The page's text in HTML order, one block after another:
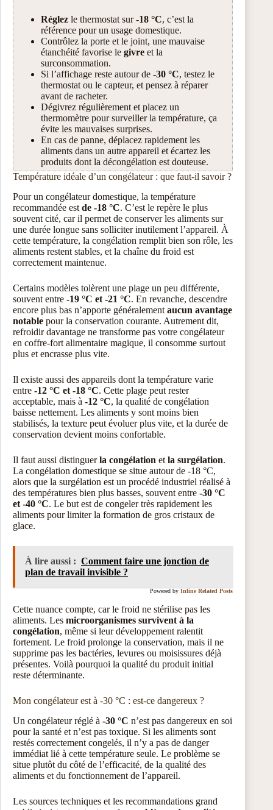
Réglez le thermostat sur-18 °C, c’est la
référence pour un usage domestique.
Contrôlez la porte et le joint, une mauvaise
étanchéité favorise le givre et la
surconsommation.
Si l’affichage reste autour de -30 °C, testez le
thermostat ou le capteur, et pensez à réparer
avant de racheter.
Dégivrez régulièrement et placez un
thermomètre pour surveiller la température, ça
évite les mauvaises surprises.
En cas de panne, déplacez rapidement les
aliments dans un autre appareil et écartez les
produits dont la décongélation est douteuse.
Température idéale d’un congélateur : que faut-il savoir ?
Pour un congélateur domestique, la température
recommandée est de -18 °C. C’est le repère le plus
souvent cité, car il permet de conserver les aliments sur
une durée longue sans solliciter inutilement l’appareil. À
cette température, la congélation remplit bien son rôle, les
aliments restent stables, et la chaîne du froid est
correctement maintenue.
Certains modèles tolèrent une plage un peu différente,
souvent entre -19 °C et -21 °C. En revanche, descendre
encore plus bas n’apporte généralement aucun avantage
notable pour la conservation courante. Autrement dit,
refroidir davantage ne transforme pas votre congélateur
en coffre-fort alimentaire magique, il consomme surtout
plus et encrasse plus vite.
Il existe aussi des appareils dont la température varie
entre -12 °C et -18 °C. Cette plage peut rester
acceptable, mais à -12 °C, la qualité de congélation
baisse nettement. Les aliments y sont moins bien
stabilisés, la texture peut évoluer plus vite, et la durée de
conservation devient moins confortable.
Il faut aussi distinguerla congélation et la surgélation.
La congélation domestique se situe autour de -18 °C,
alors que la surgélation est un procédé industriel réalisé à
des températures bien plus basses, souvent entre -30 °C
et -40 °C. Le but est de congeler très rapidement les
aliments pour limiter la formation de gros cristaux de
glace.
À lire aussi : Comment faire une jonction de
plan de travail invisible ?
Powered by Inline Related Posts
Cette nuance compte, car le froid ne stérilise pas les
aliments. Les microorganismes survivent à la
congélation, même si leur développement ralentit
fortement. Le froid prolonge la conservation, mais il ne
supprime pas les bactéries, levures ou moisissures déjà
présentes. Voilà pourquoi la qualité du produit initial
reste déterminante.
Mon congélateur est à -30 °C : est-ce dangereux ?
Un congélateur réglé à -30 °C n’est pas dangereux en soi
pour la santé et n’est pas toxique. Si les aliments sont
restés correctement congelés, il n’y a pas de danger
immédiat lié à cette température seule. Le problème se
situe plutôt du côté de l’efficacité, de la qualité des
aliments et du fonctionnement de l’appareil.
Les sources techniques et les recommandations grand